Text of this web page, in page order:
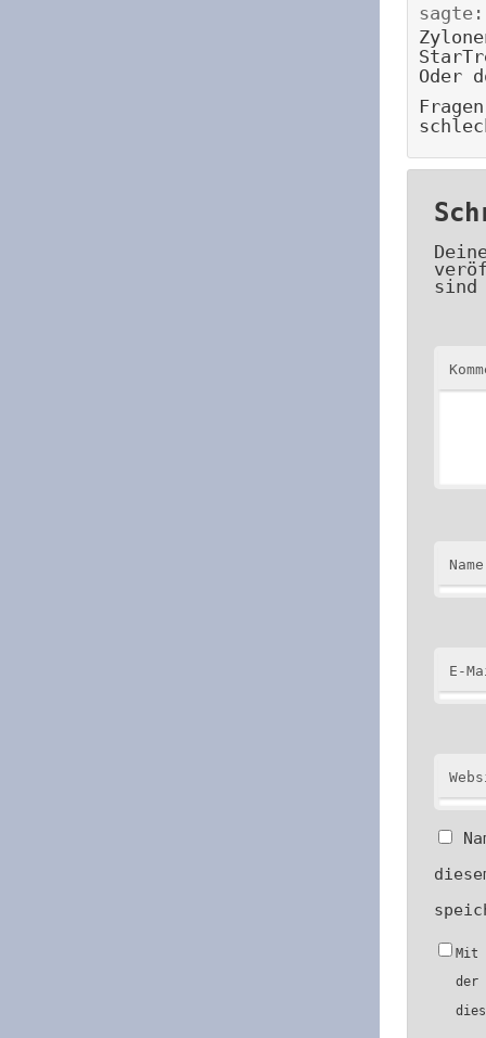
sagte:
Oder
Name
E-
Mit
der